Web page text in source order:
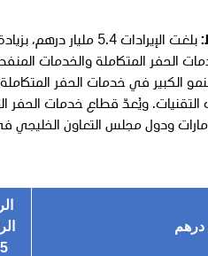
الحفر المتكاملة والخدمات
الكبير في خدمات الحفر
ويُعدّ قطاع خدمات الحفر
ودول مجلس التعاون الخليجي
درهم